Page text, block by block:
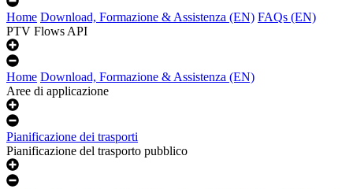
Home Download, Formazione & Assistenza (EN) FAQs (EN)
PTV Flows API
Home Download, Formazione & Assistenza (EN)
Aree di applicazione
Pianificazione dei trasporti
Pianificazione del trasporto pubblico